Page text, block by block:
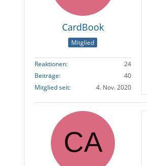
CardBook
Mitglied
Reaktionen
24
Beiträge
40
Mitglied seit
4. Nov. 2020